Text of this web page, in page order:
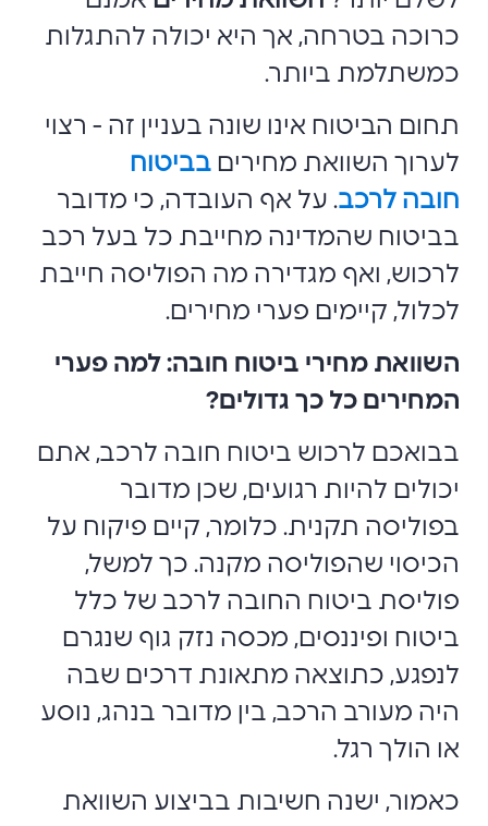
כרוכה בטרחה, אך היא יכולה להתגלות
כמשתלמת ביותר.
תחום הביטוח אינו שונה בעניין זה - רצוי
לערוך השוואת מחירים בביטוח
חובה לרכב. על אף העובדה, כי מדובר
בביטוח שהמדינה מחייבת כל בעל רכב
לרכוש, ואף מגדירה מה הפוליסה חייבת
לכלול, קיימים פערי מחירים.
השוואת מחירי ביטוח חובה: למה פערי
המחירים כל כך גדולים?
בבואכם לרכוש ביטוח חובה לרכב, אתם
יכולים להיות רגועים, שכן מדובר
בפוליסה תקנית. כלומר, קיים פיקוח על
הכיסוי שהפוליסה מקנה. כך למשל,
פוליסת ביטוח החובה לרכב של כלל
ביטוח ופיננסים, מכסה נזק גוף שנגרם
לנפגע, כתוצאה מתאונת דרכים שבה
היה מעורב הרכב, בין מדובר בנהג, נוסע
או הולך רגל.
כאמור, ישנה חשיבות בביצוע השוואת